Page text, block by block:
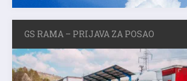
GS RAMA – PRIJAVA ZA POSAO